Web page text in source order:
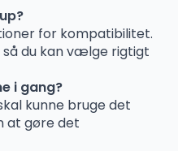
for kompatibilitet.
du kan vælge rigtigt
i gang?
kunne bruge det
at gøre det